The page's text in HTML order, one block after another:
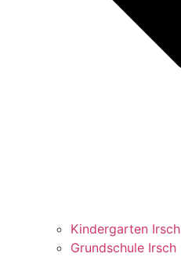
Kindergarten Irsch
Grundschule Irsch